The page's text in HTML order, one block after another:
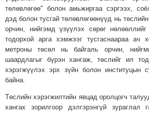
СОНГУУЛИЙН
ТОЙРОНД
29
ДҮГЭЭР
ЭРГЭН
ЗӨРЧЛИЙН
төлөвлөгөө" болон амьжиргаа сэргээх,
дэд болон тусгай төлөвлөгөөнүүд нь
орчин, нийгэмд үзүүлэх сөрөг
тодорхой арга хэмжээг тусгаснаараа ач
метроны төсөл нь байгаль орчин,
шаардлагыг бүрэн хангаж, төслийг ил
хэрэгжүүлэх эрх зүйн болон институцын
байна.
Төслийн хэрэгжилтийн явцад оролцогч
хангах зорилгоор дэлгэрэнгүй зураглал